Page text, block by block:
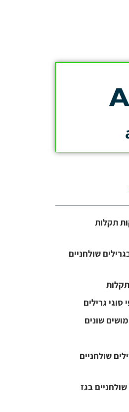
תקלות
שולחניים
סוגי גרילים
שונים
שולחניים
בגז